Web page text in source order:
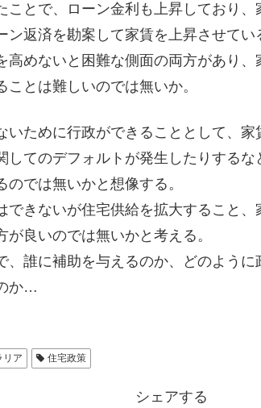
ことで、ローン金利も上昇しており
ン返済を勘案して家賃を上昇させて
高めないと困難な側面の両方があり
とは難しいのでは無いか。
いために行政ができることとして、
してのデフォルトが発生したりする
のでは無いかと想像する。
できないが住宅供給を拡大すること
良いのでは無いかと考える。
、誰に補助を与えるのか、どのように
か…
リア 住宅政策
シェアする